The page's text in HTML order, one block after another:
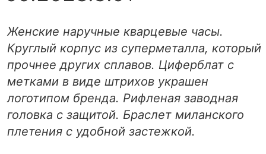
Женские наручные кварцевые часы.
Круглый корпус из суперметалла, который
прочнее других сплавов. Циферблат с
метками в виде штрихов украшен
логотипом бренда. Рифленая заводная
головка с защитой. Браслет миланского
плетения с удобной застежкой.